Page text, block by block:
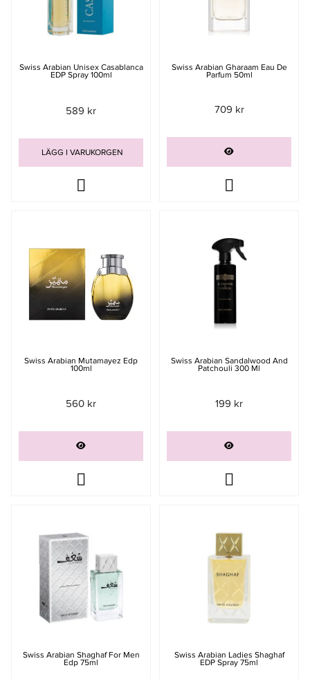
Swiss Arabian Unisex Casablanca
EDP Spray 100ml
589 kr
LÄGG I VARUKORGEN
Swiss Arabian Gharaam Eau De
Parfum 50ml
709 kr
Swiss Arabian Mutamayez Edp
100ml
560 kr
Swiss Arabian Sandalwood And
Patchouli 300 Ml
199 kr
Swiss Arabian Shaghaf For Men
Edp 75ml
Swiss Arabian Ladies Shaghaf
EDP Spray 75ml